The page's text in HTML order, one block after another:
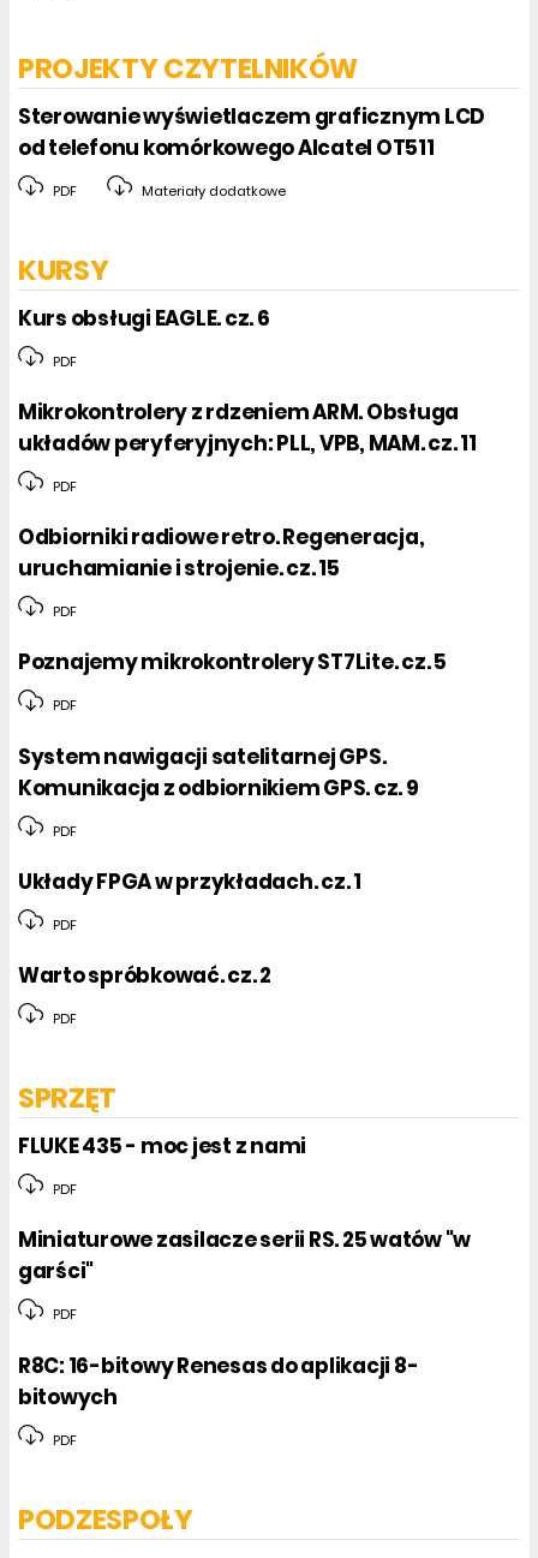
PROJEKTY CZYTELNIKÓW
Sterowanie wyświetlaczem graficznym LCD
od telefonu komórkowego Alcatel OT511
PDF Materiały dodatkowe
KURSY
Kurs obsługi EAGLE. cz. 6
PDF
Mikrokontrolery z rdzeniem ARM. Obsługa
układów peryferyjnych: PLL, VPB, MAM. cz. 11
PDF
Odbiorniki radiowe retro. Regeneracja,
uruchamianie i strojenie. cz. 15
PDF
Poznajemy mikrokontrolery ST7Lite. cz. 5
PDF
System nawigacji satelitarnej GPS.
Komunikacja z odbiornikiem GPS. cz. 9
PDF
Układy FPGA w przykładach. cz. 1
PDF
Warto spróbkować. cz. 2
PDF
SPRZĘT
FLUKE 435 - moc jest z nami
PDF
Miniaturowe zasilacze serii RS. 25 watów "w
garści"
PDF
R8C: 16-bitowy Renesas do aplikacji 8-
bitowych
PDF
PODZESPOŁY